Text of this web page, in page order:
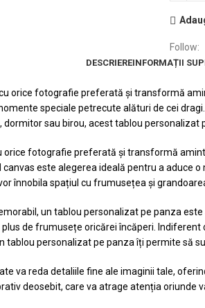
Follow:
DESCRIEREINFORMAȚII
orice fotografie preferată și transformă
speciale petrecute alături de cei
sau birou, acest tablou personalizat
fotografie preferată și transformă
este alegerea ideală pentru a aduce
înnobila spațiul cu frumusețea și
un tablou personalizat pe panza
de frumusețe oricărei încăperi.
personalizat pe panza îți permite să
va reda detaliile fine ale imaginii tale,
deosebit, care va atrage atenția oriunde